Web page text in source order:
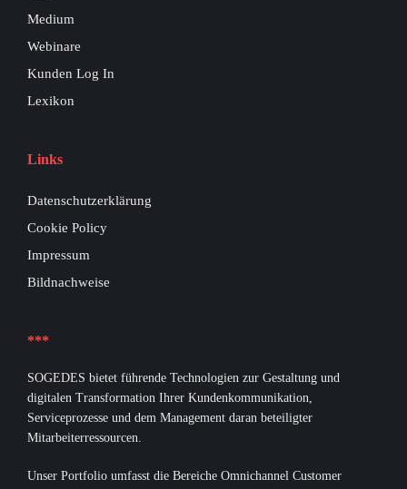
Medium
Webinare
Kunden Log In
Lexikon
Links
Datenschutzerklärung
Cookie Policy
Impressum
Bildnachweise
***
SOGEDES bietet führende Technologien zur Gestaltung und
digitalen Transformation Ihrer Kundenkommunikation,
Serviceprozesse und dem Management daran beteiligter
Mitarbeiterressourcen.
Unser Portfolio umfasst die Bereiche Omnichannel Customer